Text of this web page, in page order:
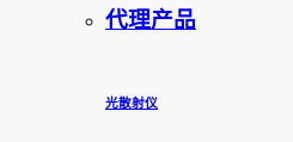
代理产品
光散射仪